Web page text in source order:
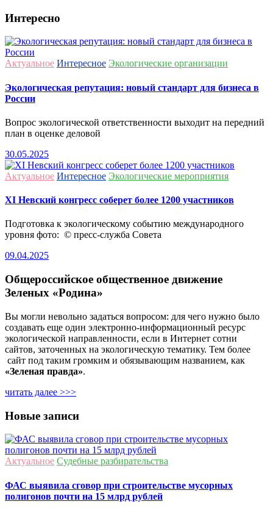
Интересно
Актуальное Интересное Экологические организации
Экологическая репутация: новый стандарт для бизнеса в
России
Вопрос экологической ответственности выходит на передний
план в оценке деловой
30.05.2025
Актуальное Интересное Экологические мероприятия
ХI Невский конгресс соберет более 1200 участников
Подготовка к экологическому событию международного
уровня фото: © пресс-служба Совета
09.04.2025
Общероссийское общественное движение
Зеленых «Родина»
Вы могли невольно задаться вопросом: для чего нужно было
создавать еще один электронно-информационный ресурс
экологической направленности, если в Интернет сотни
сайтов, заточенных на экологическую тематику. Тем более
сайт под таким громким и обязывающим названием, как
«Зеленая правда».
читать далее >>>
Новые записи
Актуальное Судебные разбирательства
ФАС выявила сговор при строительстве мусорных
полигонов почти на 15 млрд рублей